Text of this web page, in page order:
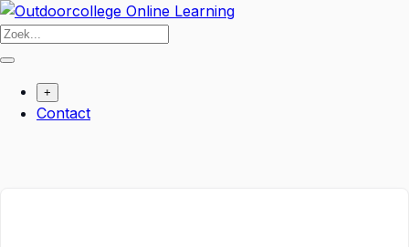
Ga
naar
de
+
Contact